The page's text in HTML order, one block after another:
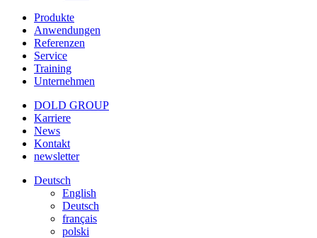
Produkte
Anwendungen
Referenzen
Service
Training
Unternehmen
DOLD GROUP
Karriere
News
Kontakt
newsletter
Deutsch
English
Deutsch
français
polski